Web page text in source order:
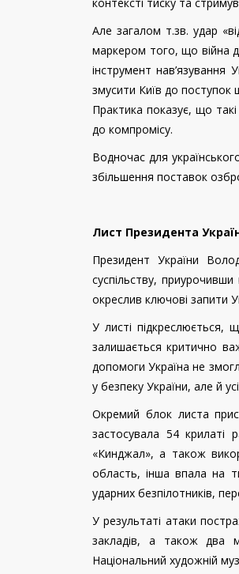
Але загалом т.зв. удар
маркером того, що війна
інструмент нав’язування
змусити Київ до
Практика показує, що такі
до компромісу.
Водночас для
збільшення поставок
Лист Президента
Президент України
суспільству,
окреслив ключові запити
У листі підкреслюється,
залишається критично
допомоги Україна не
у безпеку України, але й
Окремий блок листа
застосувала 54 крилаті
«Кинджал», а також
область, інша впала на
ударних безпілотників,
У результаті атаки
закладів, а також два
Національний художній